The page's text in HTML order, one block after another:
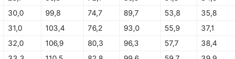
30,0 99,8 74,7 89,7 53,8
35,8
31,0 103,4 76,2 93,0 55,9
37,1
32,0 106,9 80,3 96,3 57,7
38,4